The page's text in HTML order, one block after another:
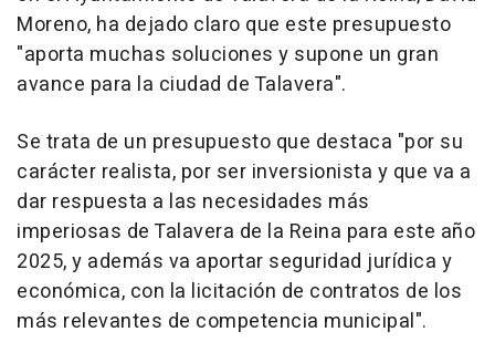
Moreno, ha dejado claro que este presupuesto
"aporta muchas soluciones y supone un gran
avance para la ciudad de Talavera".
Se trata de un presupuesto que destaca "por su
carácter realista, por ser inversionista y que va a
dar respuesta a las necesidades más
imperiosas de Talavera de la Reina para este año
2025, y además va aportar seguridad jurídica y
económica, con la licitación de contratos de los
más relevantes de competencia municipal".